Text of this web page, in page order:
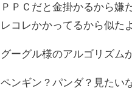
ＰＰＣだと金掛かるから嫌
レコレかかってるから似た
グーグル様のアルゴリズム
ペンギン？パンダ？見たい